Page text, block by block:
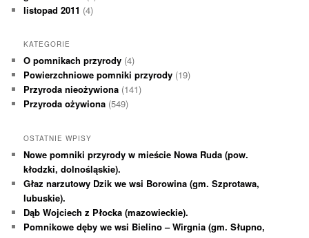
listopad 2011 (4)
KATEGORIE
O pomnikach przyrody (4)
Powierzchniowe pomniki przyrody (19)
Przyroda nieożywiona (141)
Przyroda ożywiona (549)
OSTATNIE WPISY
Nowe pomniki przyrody w mieście Nowa Ruda (pow.
kłodzki, dolnośląskie).
Głaz narzutowy Dzik we wsi Borowina (gm. Szprotawa,
lubuskie).
Dąb Wojciech z Płocka (mazowieckie).
Pomnikowe dęby we wsi Bielino – Wirgnia (gm. Słupno,